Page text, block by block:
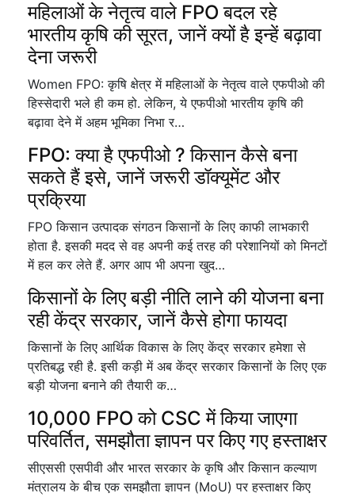
महिलाओं के नेतृत्व वाले FPO बदल रहे
भारतीय कृषि की सूरत, जानें क्यों है इन्हें बढ़ावा
देना जरूरी
Women FPO: कृषि क्षेत्र में महिलाओं के नेतृत्व वाले एफपीओ की
हिस्सेदारी भले ही कम हो. लेकिन, ये एफपीओ भारतीय कृषि की
बढ़ावा देने में अहम भूमिका निभा र…
FPO: क्या है एफपीओ ? किसान कैसे बना
सकते हैं इसे, जानें जरूरी डॉक्यूमेंट और
प्रक्रिया
FPO किसान उत्पादक संगठन किसानों के लिए काफी लाभकारी
होता है. इसकी मदद से वह अपनी कई तरह की परेशानियों को मिनटों
में हल कर लेते हैं. अगर आप भी अपना खुद…
किसानों के लिए बड़ी नीति लाने की योजना बना
रही केंद्र सरकार, जानें कैसे होगा फायदा
किसानों के लिए आर्थिक विकास के लिए केंद्र सरकार हमेशा से
प्रतिबद्ध रही है. इसी कड़ी में अब केंद्र सरकार किसानों के लिए एक
बड़ी योजना बनाने की तैयारी क…
10,000 FPO को CSC में किया जाएगा
परिवर्तित, समझौता ज्ञापन पर किए गए हस्ताक्षर
सीएससी एसपीवी और भारत सरकार के कृषि और किसान कल्याण
मंत्रालय के बीच एक समझौता ज्ञापन (MoU) पर हस्ताक्षर किए